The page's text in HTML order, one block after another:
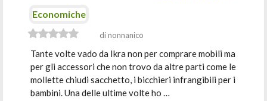
Economiche
di nonnanico
Tante volte vado da Ikra non per comprare mobili ma
per gli accessori che non trovo da altre parti come le
mollette chiudi sacchetto, i bicchieri infrangibili per i
bambini. Una delle ultime volte ho …